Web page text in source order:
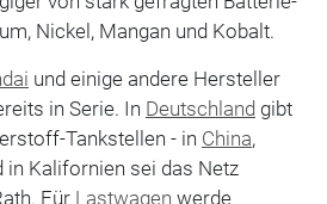
Nickel, Mangan und Kobalt.
und einige andere Hersteller
in Serie. In Deutschland gibt
Tankstellen - in China,
in Kalifornien sei das Netz
Für Lastwagen werde